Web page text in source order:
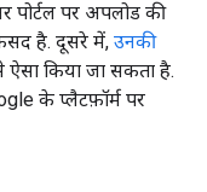
पोर्टल पर अपलोड की
है. दूसरे में, उनकी
किया जा सकता है.
के प्लैटफ़ॉर्म पर